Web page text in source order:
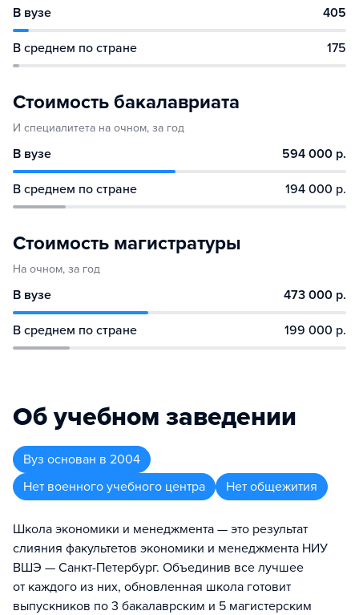
В вузе 405
В среднем по стране 175
Стоимость бакалавриата
И специалитета на очном, за год
В вузе 594 000 р.
В среднем по стране 194 000 р.
Стоимость магистратуры
На очном, за год
В вузе 473 000 р.
В среднем по стране 199 000 р.
Об учебном заведении
Вуз основан в 2004
Нет военного учебного центра
Нет общежития
Школа экономики и менеджмента — это результат
слияния факультетов экономики и менеджмента НИУ
ВШЭ — Санкт-Петербург. Объединив все лучшее
от каждого из них, обновленная школа готовит
выпускников по 3 бакалаврским и 5 магистерским